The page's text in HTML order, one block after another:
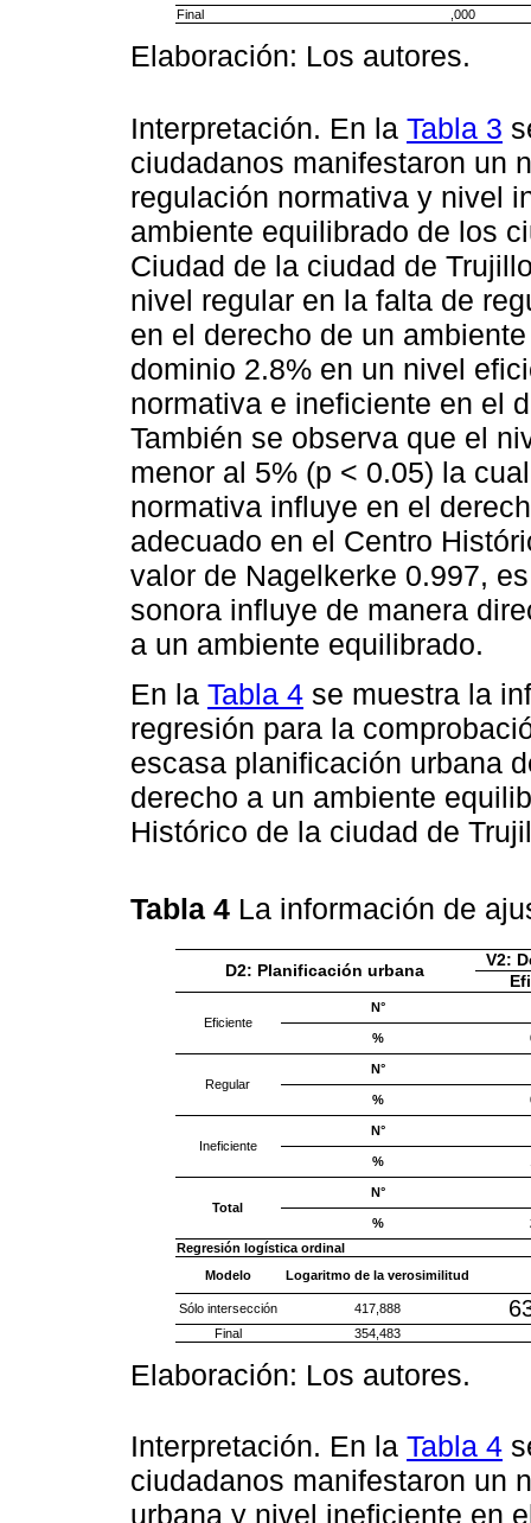
Final
,000
Elaboración: Los autores.
Interpretación. En la Tabla 3
ciudadanos manifestaron un
regulación normativa y nivel
ambiente equilibrado de los
Ciudad de la ciudad de
nivel regular en la falta de
en el derecho de un
dominio 2.8% en un nivel
normativa e ineficiente en el
También se observa que el
menor al 5% (p < 0.05) la
normativa influye en el
adecuado en el Centro
valor de Nagelkerke 0.997,
sonora influye de manera
a un ambiente equilibrado.
En la Tabla 4 se muestra la
regresión para la
escasa planificación urbana
derecho a un ambiente
Histórico de la ciudad de
Tabla 4 La información de
D2: Planificación urbana
V2:
Eficiente
N°
%
Regular
N°
%
Ineficiente
N°
%
Total
N°
%
Regresión logística ordinal
Modelo
Logaritmo de la verosimilitud
Sólo intersección 417,888
Final 354,483
Elaboración: Los autores.
Interpretación. En la Tabla 4
ciudadanos manifestaron un
urbana y nivel ineficiente en